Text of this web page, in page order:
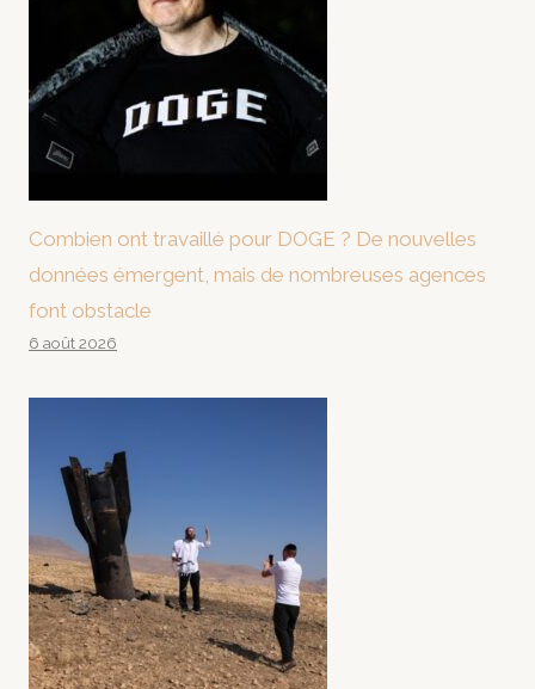
Combien ont travaillé pour DOGE ? De nouvelles
données émergent, mais de nombreuses agences
font obstacle
6 août 2026